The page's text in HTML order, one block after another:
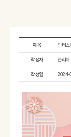
제목 닥터
작성자 관리자
작성일 2024-